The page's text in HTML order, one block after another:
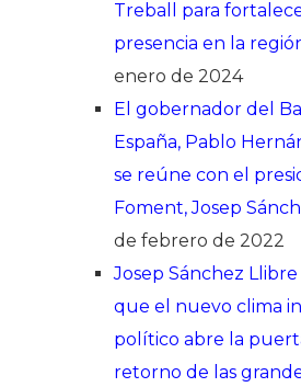
Treball para
presencia en la
enero de 2024
El gobernador del
España, Pablo
se reúne con el
Foment, Josep
de febrero de 2022
Josep Sánchez
que el nuevo clima
político abre la
retorno de las